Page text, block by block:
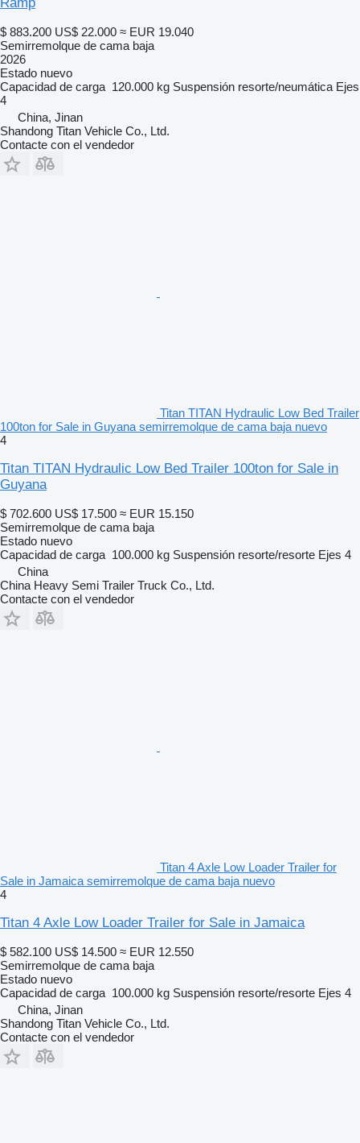
$ 883.200 US$ 22.000 ≈ EUR 19.040
Semirremolque de cama baja
2026
Estado nuevo
Capacidad de carga 120.000 kg Suspensión resorte/neumática Ejes
4
China, Jinan
Shandong Titan Vehicle Co., Ltd.
Contacte con el vendedor
Titan TITAN Hydraulic Low Bed Trailer
100ton for Sale in Guyana semirremolque de cama baja nuevo
4
Titan TITAN Hydraulic Low Bed Trailer 100ton for Sale in
Guyana
$ 702.600 US$ 17.500 ≈ EUR 15.150
Semirremolque de cama baja
Estado nuevo
Capacidad de carga 100.000 kg Suspensión resorte/resorte Ejes 4
China
China Heavy Semi Trailer Truck Co., Ltd.
Contacte con el vendedor
Titan 4 Axle Low Loader Trailer for
Sale in Jamaica semirremolque de cama baja nuevo
4
Titan 4 Axle Low Loader Trailer for Sale in Jamaica
$ 582.100 US$ 14.500 ≈ EUR 12.550
Semirremolque de cama baja
Estado nuevo
Capacidad de carga 100.000 kg Suspensión resorte/resorte Ejes 4
China, Jinan
Shandong Titan Vehicle Co., Ltd.
Contacte con el vendedor